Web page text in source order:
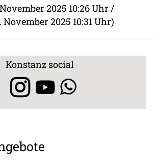
2025 10:26 Uhr /
2025 10:31 Uhr)
Konstanz social